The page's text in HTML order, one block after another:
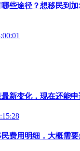
些途径？想移民到
新变化，现在还能申
费用明细，大概需要